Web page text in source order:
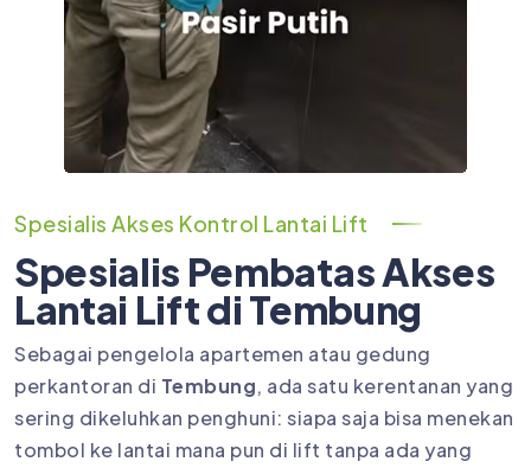
Spesialis Akses Kontrol Lantai Lift
Spesialis Pembatas Akses
Lantai Lift di Tembung
Sebagai pengelola apartemen atau gedung
perkantoran di Tembung, ada satu kerentanan yang
sering dikeluhkan penghuni: siapa saja bisa menekan
tombol ke lantai mana pun di lift tanpa ada yang